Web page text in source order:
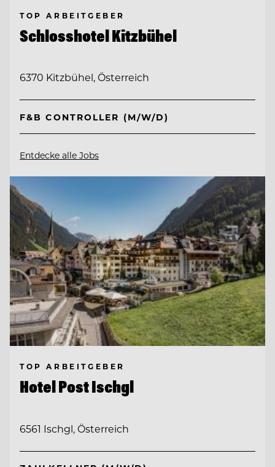
TOP ARBEITGEBER
Schlosshotel Kitzbühel
6370 Kitzbühel, Österreich
F&B CONTROLLER (M/W/D)
Entdecke alle Jobs
TOP ARBEITGEBER
Hotel Post Ischgl
6561 Ischgl, Österreich